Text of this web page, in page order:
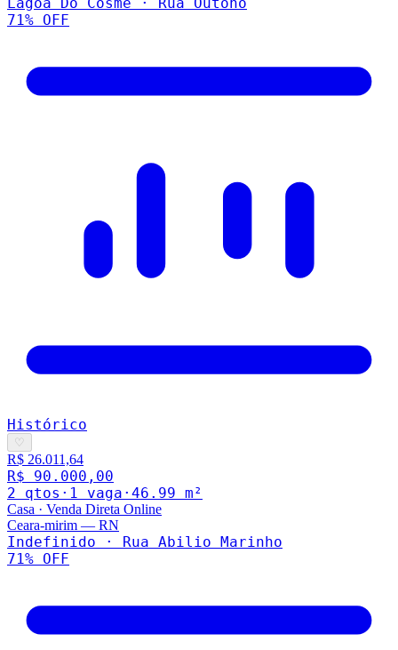
71% OFF
Histórico
♡
R$ 26.011,64
R$ 90.000,00
2 qtos · 1 vaga · 46.99 m²
Casa · Venda Direta Online
Ceara-mirim — RN
Indefinido · Rua Abilio Marinho
71% OFF